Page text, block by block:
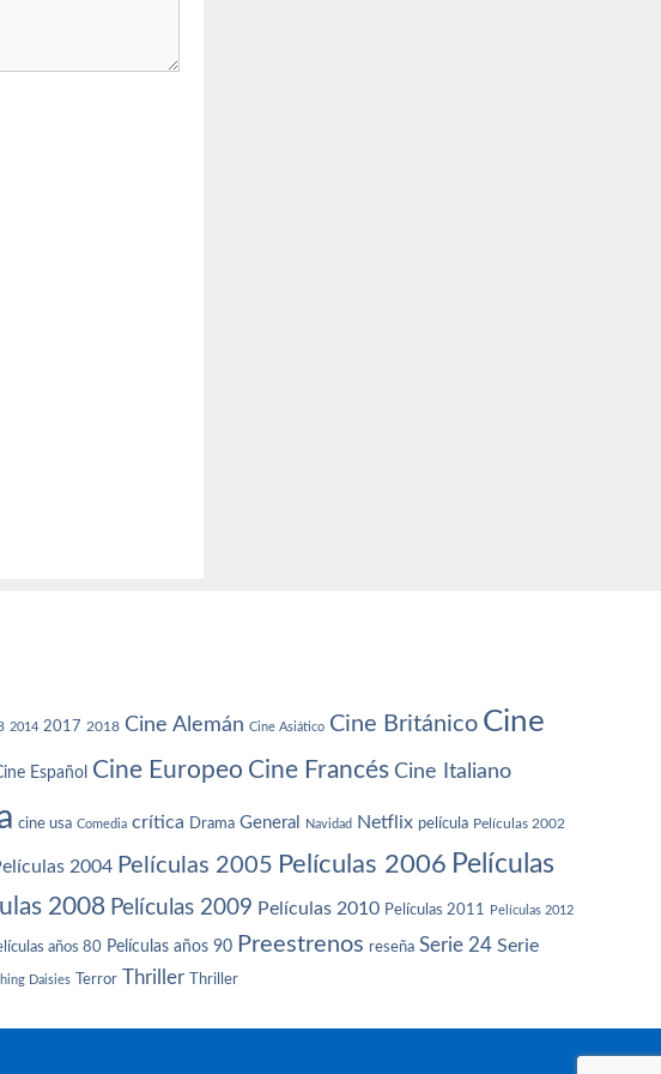
2014 2017 2018 Cine Alemán Cine Asiático Cine Británico Cine
Español Cine Europeo Cine Francés Cine Italiano
cine usa Comedia crítica Drama General Navidad Netflix película Películas 2002
2004 Películas 2005 Películas 2006 Películas
2008 Películas 2009 Películas 2010 Películas 2011 Películas 2012
años 80 Películas años 90 Preestrenos reseña Serie 24 Serie
Daisies Terror Thriller Thriller